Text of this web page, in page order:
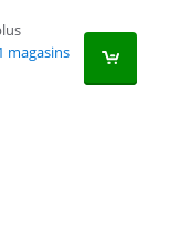
magasins